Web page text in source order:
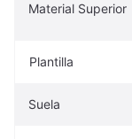
Material Superior
Plantilla
Suela